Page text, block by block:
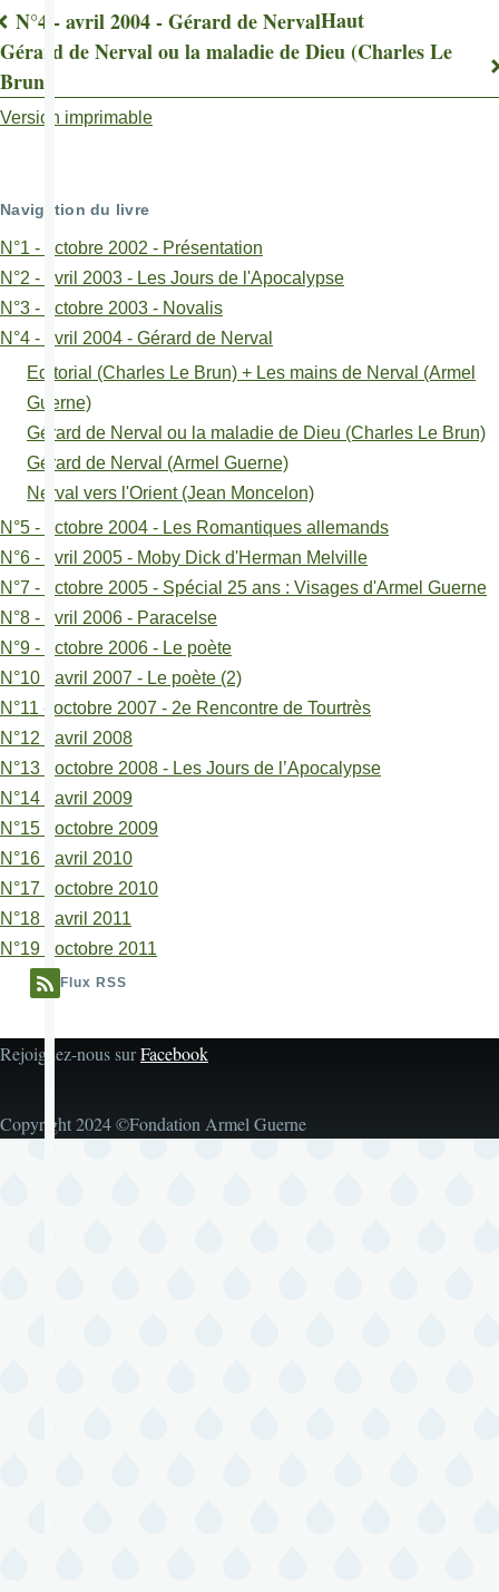
Liens
transversaux
de
pour
Editorial
(Charles
Le
Brun)
Les
mains
de
Nerval
(Armel
Guerne)
N°4 - avril 2004 - Gérard de NervalHaut
Gérard de Nerval ou la maladie de Dieu (Charles Le
Brun)
Version imprimable
Navigation du livre
N°1 - octobre 2002 - Présentation
N°2 - avril 2003 - Les Jours de l'Apocalypse
N°3 - octobre 2003 - Novalis
N°4 - avril 2004 - Gérard de Nerval
Editorial (Charles Le Brun) + Les mains de Nerval (Armel
Guerne)
Gérard de Nerval ou la maladie de Dieu (Charles Le Brun)
Gérard de Nerval (Armel Guerne)
Nerval vers l'Orient (Jean Moncelon)
N°5 - octobre 2004 - Les Romantiques allemands
N°6 - avril 2005 - Moby Dick d'Herman Melville
N°7 - octobre 2005 - Spécial 25 ans : Visages d'Armel Guerne
N°8 - avril 2006 - Paracelse
N°9 - octobre 2006 - Le poète
N°10 - avril 2007 - Le poète (2)
N°11 - octobre 2007 - 2e Rencontre de Tourtrès
N°12 - avril 2008
N°13 - octobre 2008 - Les Jours de l’Apocalypse
N°14 - avril 2009
N°15 - octobre 2009
N°16 - avril 2010
N°17 - octobre 2010
N°18 - avril 2011
N°19 - octobre 2011
Flux RSS
Rejoignez-nous surFacebook
Copyright 2024 ©Fondation Armel Guerne